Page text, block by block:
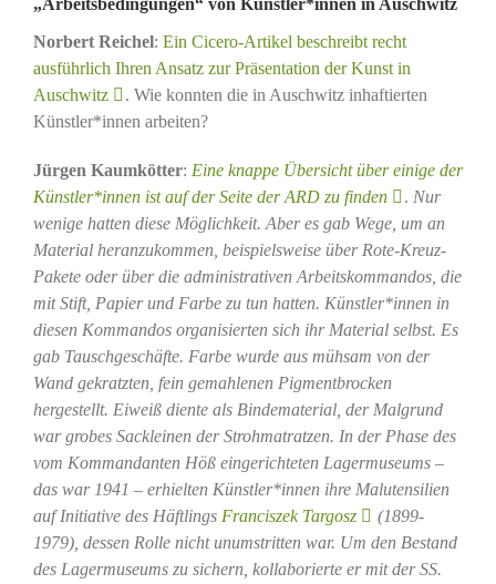
Norbert Reichel: Ein Cicero-Artikel beschreibt recht
ausführlich Ihren Ansatz zur Präsentation der Kunst in
Auschwitz
. Wie konnten die in Auschwitz inhaftierten
Künstler*innen arbeiten?
Jürgen Kaumkötter: Eine knappe Übersicht über einige der
Künstler*innen ist auf der Seite der ARD zu finden
. Nur
wenige hatten diese Möglichkeit. Aber es gab Wege, um an
Material heranzukommen, beispielsweise über Rote-Kreuz-
Pakete oder über die administrativen Arbeitskommandos, die
mit Stift, Papier und Farbe zu tun hatten. Künstler*innen in
diesen Kommandos organisierten sich ihr Material selbst. Es
gab Tauschgeschäfte. Farbe wurde aus mühsam von der
Wand gekratzten, fein gemahlenen Pigmentbrocken
hergestellt. Eiweiß diente als Bindematerial, der Malgrund
war grobes Sackleinen der Strohmatratzen. In der Phase des
vom Kommandanten Höß eingerichteten Lagermuseums –
das war 1941 – erhielten Künstler*innen ihre Malutensilien
auf Initiative des Häftlings Franciszek Targosz
(1899-
1979), dessen Rolle nicht unumstritten war. Um den Bestand
des Lagermuseums zu sichern, kollaborierte er mit der SS.